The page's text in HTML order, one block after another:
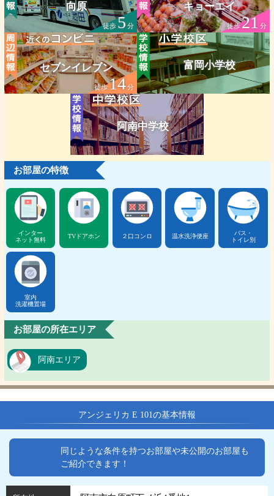
向原
徒歩5 分
キョーエイ
徒歩21 分
セブンイレブン
徒歩14分
富岡小学校
阿南中学校
お部屋の特徴
インター
ネット無料
TVドアホン ２口コンロ 温水洗浄便座
バス・
トイレ別
室内
洗濯機置場
お部屋の所在エリア
阿南エリア
アンジェリカ E 101の基本情報
同じような条件を持つお部屋や未公開のお部屋も
ご紹介できます！